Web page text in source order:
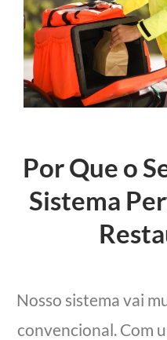
Por Que o
Sistema
Nosso sistema vai
convencional. Com